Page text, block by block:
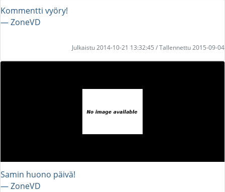
Kommentti vyöry!
― ZoneVD
Julkaistu 2014-10-21 13:32:45 / Tallennettu 2015-09-04
Samin huono päivä!
― ZoneVD